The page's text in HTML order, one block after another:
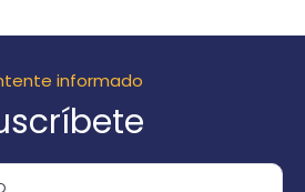
informado